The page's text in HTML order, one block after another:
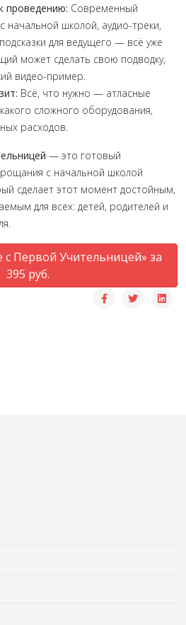
проведению: Современный
начальной школой, аудио-треки,
для ведущего — всё уже
может сделать свою подводку,
видео-пример.
Всё, что нужно — атласные
сложного оборудования,
расходов.
— это готовый
с начальной школой
сделает этот момент достойным,
для всех: детей, родителей и
Первой Учительницей» за
395 руб.